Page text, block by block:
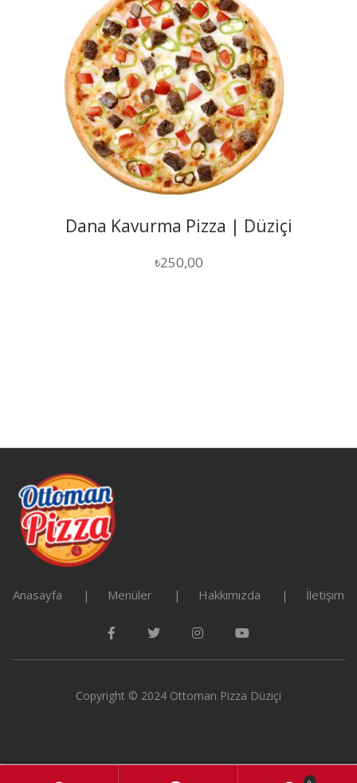
Dana Kavurma Pizza | Düziçi
₺250,00
Anasayfa Menüler Hakkımızda İletişim
Copyright © 2024 Ottoman Pizza Düziçi